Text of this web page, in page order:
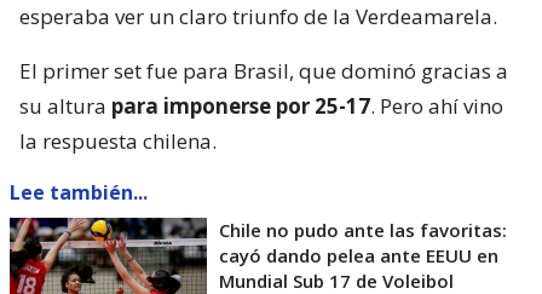
esperaba ver un claro triunfo de la Verdeamarela.
El primer set fue para Brasil, que dominó gracias a
su altura para imponerse por 25-17. Pero ahí vino
la respuesta chilena.
Lee también...
Chile no pudo ante las favoritas:
cayó dando pelea ante EEUU en
Mundial Sub 17 de Voleibol